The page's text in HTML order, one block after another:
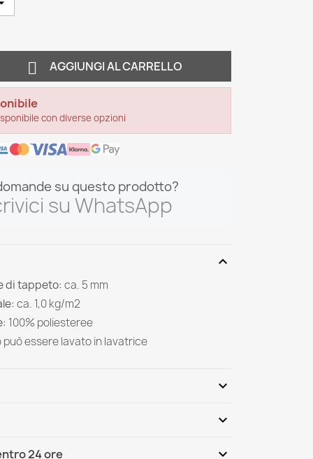
 AGGIUNGI AL CARRELLO
con diverse opzioni
su questo prodotto?
su WhatsApp
expand_more
di tappeto: ca. 5 mm
ca. 1,0 kg/m2
100% poliesteree
può essere lavato in lavatrice
expand_more
expand_more
24 ore expand_more